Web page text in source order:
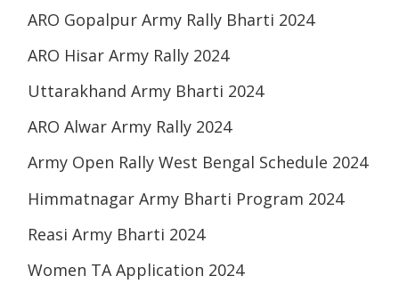
ARO Gopalpur Army Rally Bharti 2024
ARO Hisar Army Rally 2024
Uttarakhand Army Bharti 2024
ARO Alwar Army Rally 2024
Army Open Rally West Bengal Schedule 2024
Himmatnagar Army Bharti Program 2024
Reasi Army Bharti 2024
Women TA Application 2024